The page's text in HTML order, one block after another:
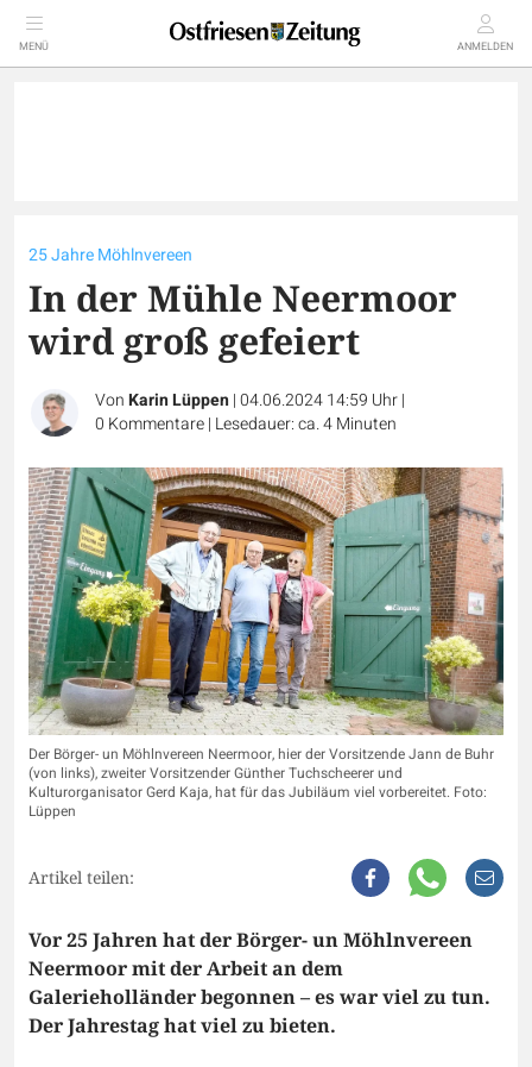
MENÜ ANMELDEN
25 Jahre Möhlnvereen
In der Mühle Neermoor
wird groß gefeiert
VonKarin Lüppen|04.06.2024 14:59 Uhr|
0 Kommentare| Lesedauer: ca. 4 Minuten
Der Börger- un Möhlnvereen Neermoor, hier der Vorsitzende Jann de Buhr
(von links), zweiter Vorsitzender Günther Tuchscheerer und
Kulturorganisator Gerd Kaja, hat für das Jubiläum viel vorbereitet. Foto:
Lüppen
Artikel teilen:
Vor 25 Jahren hat der Börger- un Möhlnvereen
Neermoor mit der Arbeit an dem
Galerieholländer begonnen – es war viel zu tun.
Der Jahrestag hat viel zu bieten.